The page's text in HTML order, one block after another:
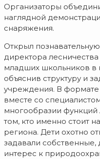
Организаторы
наглядной
снаряжения.
Открыл
директора
младших школьников в
объяснив структуру и
учреждения. В
вместе со
многообразии функций
том, кто именно стоит
региона. Дети охотно
задавали
интерес к